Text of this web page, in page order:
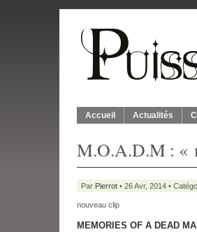
Accueil Actualités
M.O.A.D.M : «
Par Pierrot • 26 Avr, 2014 •
nouveau clip
MEMORIES OF A DEAD